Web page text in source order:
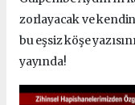
zorlayacak ve
bu eşsiz köşe
yayında!